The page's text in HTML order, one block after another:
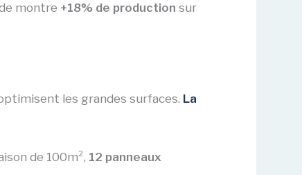
montre +18% de production sur
les grandes surfaces. La
de 100m², 12 panneaux